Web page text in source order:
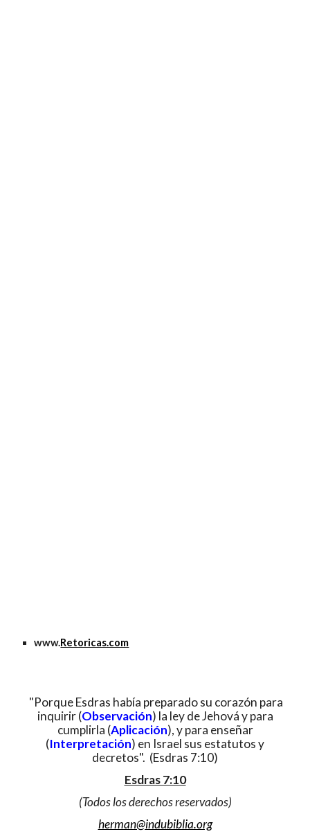
www.Retoricas.com
"Porque Esdras había preparado su corazón para
inquirir (Observación) la ley de Jehová y para
cumplirla (Aplicación), y para enseñar
(Interpretación) en Israel sus estatutos y
decretos". (Esdras 7:10)
Esdras 7:10
(Todos los derechos reservados)
herman@indubiblia.org